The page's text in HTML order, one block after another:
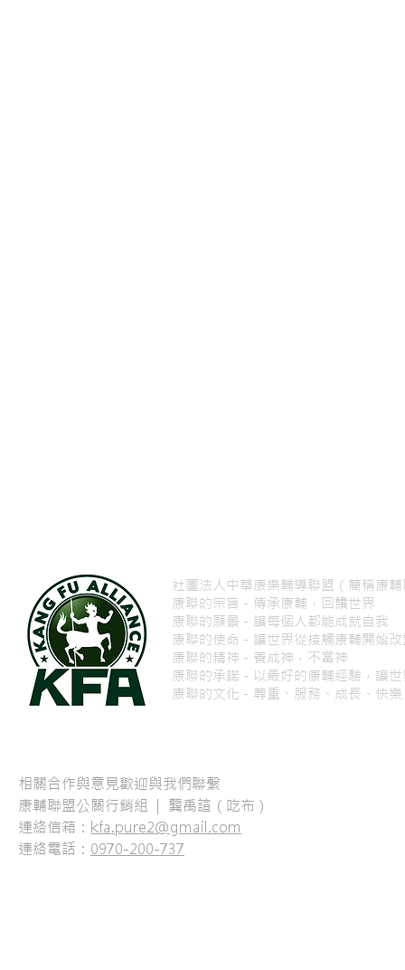
社團法人中華康樂輔導聯盟（簡稱康
康聯的宗旨－傳承康輔，回饋世界
康聯的願景－讓每個人都能成就自我
康聯的使命－讓世界從接觸康輔開始
康聯的精神－養成神，不當神
康聯的承諾－以最好的康輔經驗，讓
康聯的文化－尊重、服務、成長、快樂
相關合作與意見歡迎與我們聯繫
康輔聯盟公關行銷組 | 龔禹諠（吃布）
連絡信箱： kfa.pure2@gmail.com
連絡電話： 0970-200-737